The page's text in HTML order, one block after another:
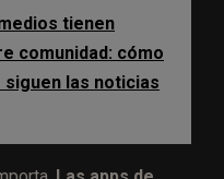
tienen
comunidad: cómo
las noticias